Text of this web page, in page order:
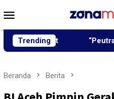
ke
Mobile
Trending“Peutrang Mata”,
Beranda Berita